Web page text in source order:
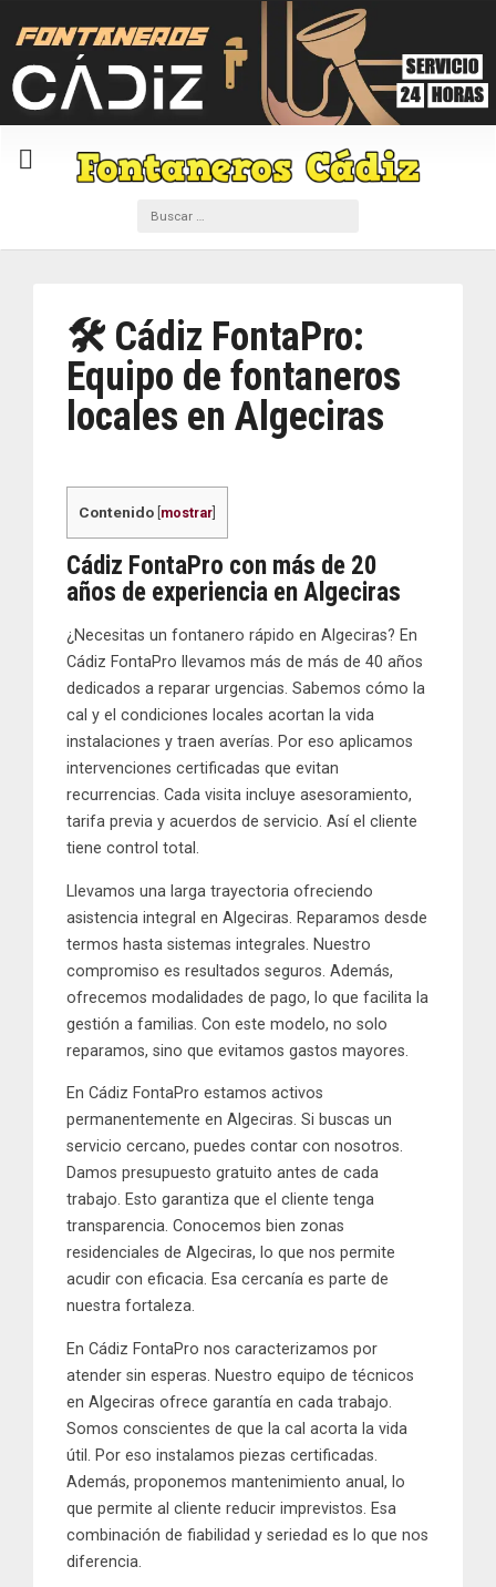
🛠️ Cádiz FontaPro:
Equipo de fontaneros
locales en Algeciras
Contenido mostrar
Cádiz FontaPro con más de 20
años de experiencia en Algeciras
¿Necesitas un fontanero rápido en Algeciras? En
Cádiz FontaPro llevamos más de más de 40 años
dedicados a reparar urgencias. Sabemos cómo la
cal y el condiciones locales acortan la vida
instalaciones y traen averías. Por eso aplicamos
intervenciones certificadas que evitan
recurrencias. Cada visita incluye asesoramiento,
tarifa previa y acuerdos de servicio. Así el cliente
tiene control total.
Llevamos una larga trayectoria ofreciendo
asistencia integral en Algeciras. Reparamos desde
termos hasta sistemas integrales. Nuestro
compromiso es resultados seguros. Además,
ofrecemos modalidades de pago, lo que facilita la
gestión a familias. Con este modelo, no solo
reparamos, sino que evitamos gastos mayores.
En Cádiz FontaPro estamos activos
permanentemente en Algeciras. Si buscas un
servicio cercano, puedes contar con nosotros.
Damos presupuesto gratuito antes de cada
trabajo. Esto garantiza que el cliente tenga
transparencia. Conocemos bien zonas
residenciales de Algeciras, lo que nos permite
acudir con eficacia. Esa cercanía es parte de
nuestra fortaleza.
En Cádiz FontaPro nos caracterizamos por
atender sin esperas. Nuestro equipo de técnicos
en Algeciras ofrece garantía en cada trabajo.
Somos conscientes de que la cal acorta la vida
útil. Por eso instalamos piezas certificadas.
Además, proponemos mantenimiento anual, lo
que permite al cliente reducir imprevistos. Esa
combinación de fiabilidad y seriedad es lo que nos
diferencia.